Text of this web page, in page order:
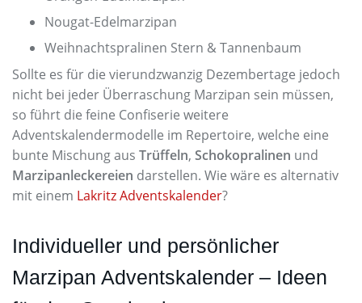
Nougat-Edelmarzipan
Weihnachtspralinen Stern & Tannenbaum
Sollte es für die vierundzwanzig Dezembertage jedoch
nicht bei jeder Überraschung Marzipan sein müssen,
so führt die feine Confiserie weitere
Adventskalendermodelle im Repertoire, welche eine
bunte Mischung aus Trüffeln, Schokopralinen und
Marzipanleckereien darstellen. Wie wäre es alternativ
mit einem Lakritz Adventskalender?
Individueller und persönlicher
Marzipan Adventskalender – Ideen